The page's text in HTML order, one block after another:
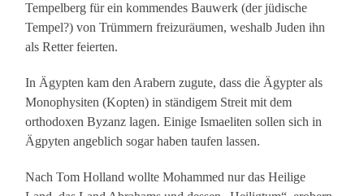
Tempelberg für ein kommendes Bauwerk (der jüdische
Tempel?) von Trümmern freizuräumen, weshalb Juden ihn
als Retter feierten.
In Ägypten kam den Arabern zugute, dass die Ägypter als
Monophysiten (Kopten) in ständigem Streit mit dem
orthodoxen Byzanz lagen. Einige Ismaeliten sollen sich in
Ägpyten angeblich sogar haben taufen lassen.
Nach Tom Holland wollte Mohammed nur das Heilige